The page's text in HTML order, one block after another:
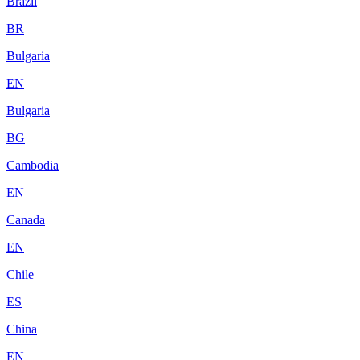
BR
Bulgaria
EN
Bulgaria
BG
Cambodia
EN
Canada
EN
Chile
ES
China
EN